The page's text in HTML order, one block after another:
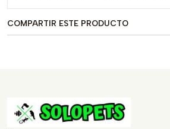
COMPARTIR ESTE PRODUCTO